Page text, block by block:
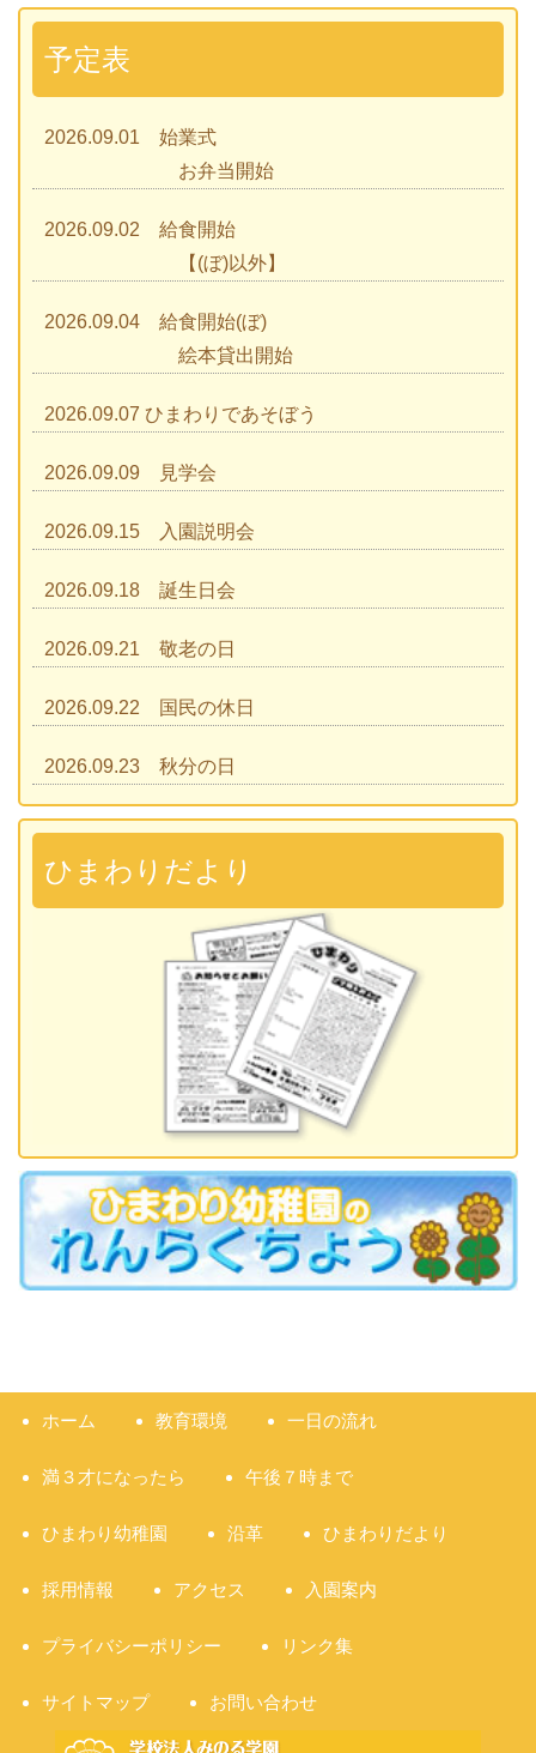
予定表
2026.09.01 始業式
お弁当開始
2026.09.02 給食開始
【(ぼ)以外】
2026.09.04 給食開始(ぼ)
絵本貸出開始
2026.09.07 ひまわりであそぼう
2026.09.09 見学会
2026.09.15 入園説明会
2026.09.18 誕生日会
2026.09.21 敬老の日
2026.09.22 国民の休日
2026.09.23 秋分の日
2026.09.28 運動会
準備説明会
ひまわりだより
ホーム 教育環境 一日の流れ
満３才になったら 午後７時まで
ひまわり幼稚園 沿革 ひまわりだより
採用情報 アクセス 入園案内
プライバシーポリシー リンク集
サイトマップ お問い合わせ